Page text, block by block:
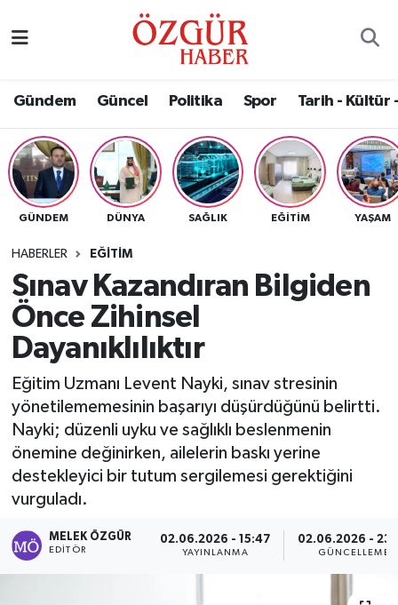
Gündem Güncel Politika Spor Tarih - Kültür
GÜNDEM DÜNYA SAĞLIK EĞITIM YAŞAM
HABERLER EĞITIM
Sınav Kazandıran Bilgiden
Önce Zihinsel
Dayanıklılıktır
Eğitim Uzmanı Levent Nayki, sınav stresinin
yönetilememesinin başarıyı düşürdüğünü belirtti.
Nayki; düzenli uyku ve sağlıklı beslenmenin
önemine değinirken, ailelerin baskı yerine
destekleyici bir tutum sergilemesi gerektiğini
vurguladı.
MELEK ÖZGÜR
EDITÖR
02.06.2026 - 15:47
YAYINLANMA
02.06.2026 -
GÜNCELLEME
Eğitim
Ekonomi
Güncel
Gündem
Magazin
Politika
Sağlık
Spor
Nöbetçi Eczaneler
Namaz Vakitleri
Trafik Durumu
Süper Lig Puan Durumu ve Fikstür
Tüm Manşetler
Son Dakika Haberleri
Haber Arşivi